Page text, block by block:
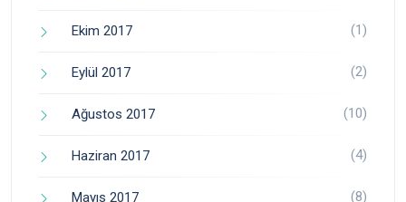
Ekim 2017 (1)
Eylül 2017 (2)
Ağustos 2017 (10)
Haziran 2017 (4)
Mayıs 2017 (8)